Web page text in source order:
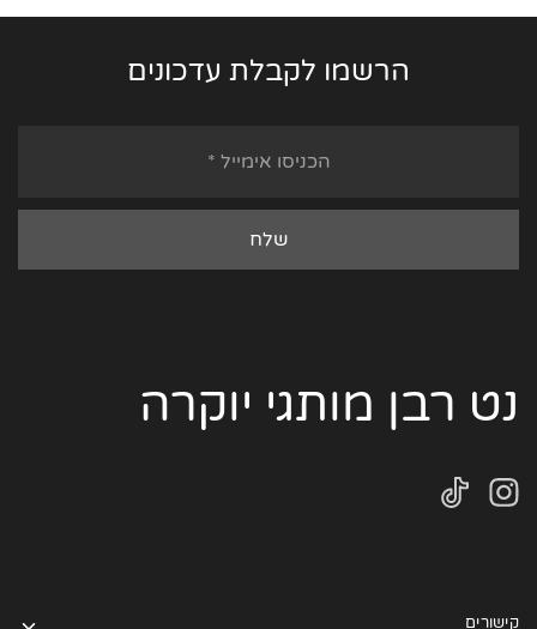
הרשמו לקבלת עדכונים
נט רבן מותגי יוקרה
קישורים